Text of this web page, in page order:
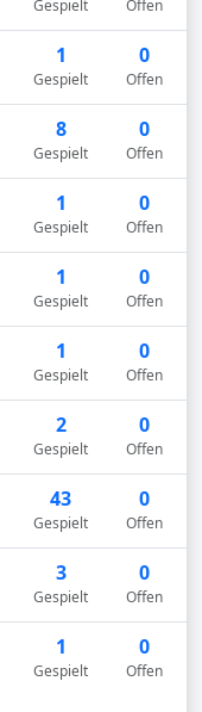
Gespielt Offen
1
Gespielt
0
Offen
8
Gespielt
0
Offen
1
Gespielt
0
Offen
1
Gespielt
0
Offen
1
Gespielt
0
Offen
2
Gespielt
0
Offen
43
Gespielt
0
Offen
3
Gespielt
0
Offen
1
Gespielt
0
Offen